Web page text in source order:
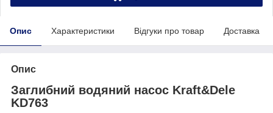
Опис Характеристики Відгуки про товар Доставка
Опис
Заглибний водяний насос Kraft&Dele
KD763